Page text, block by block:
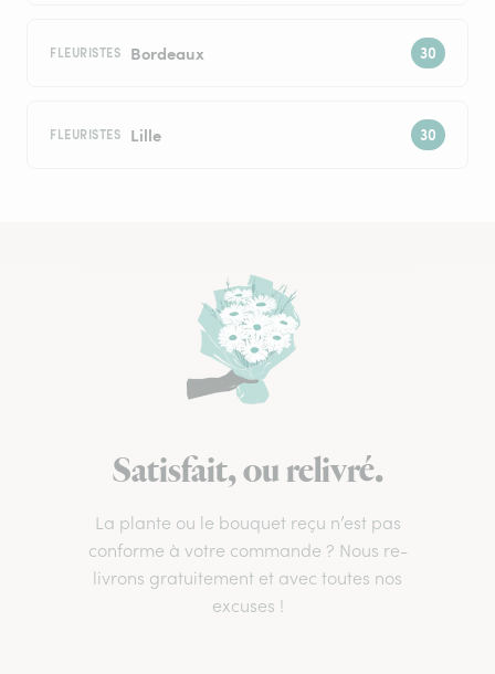
FLEURISTES Bordeaux
FLEURISTES Lille
Satisfait, ou relivré.
La plante ou le bouquet reçu n’est pas
conforme à votre commande ? Nous re-
livrons gratuitement et avec toutes nos
excuses !